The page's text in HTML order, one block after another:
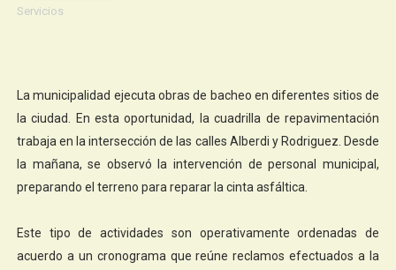
Servicios
La municipalidad ejecuta obras de bacheo en diferentes sitios de
la ciudad. En esta oportunidad, la cuadrilla de repavimentación
trabaja en la intersección de las calles Alberdi y Rodriguez. Desde
la mañana, se observó la intervención de personal municipal,
preparando el terreno para reparar la cinta asfáltica.
Este tipo de actividades son operativamente ordenadas de
acuerdo a un cronograma que reúne reclamos efectuados a la